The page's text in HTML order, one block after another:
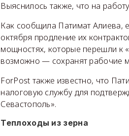
Выяснилось также, что на
Как сообщила Патимат Алиева,
октября продление их
мощностях, которые перешли к
возможно — сохранят рабочие
ForPost также известно, что
налоговую службу для
Севастополь».
Теплоходы из зерна